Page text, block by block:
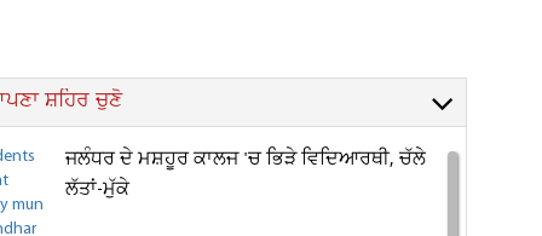
ਸ਼ਹਿਰ ਚੁਣੋ
ਜਲੰਧਰ ਦੇ ਮਸ਼ਹੂਰ ਕਾਲਜ 'ਚ ਭਿੜੇ ਵਿਦਿਆਰਥੀ, ਚੱਲੇ
ਲੱਤਾਂ-ਮੁੱਕੇ